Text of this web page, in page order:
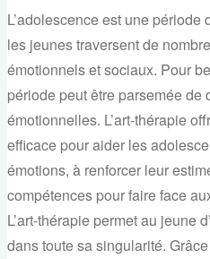
L’adolescence est une
les jeunes traversent de
émotionnels et sociaux. Pour
période peut être parsemée de
émotionnelles. L’art-thérapie
efficace pour aider les
émotions, à renforcer leur
compétences pour faire face
L’art-thérapie permet au jeune
dans toute sa singularité.